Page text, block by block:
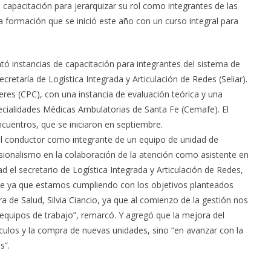
para jerarquizar su rol como integrantes de las
que se inició este año con un curso integral para
instancias de capacitación para integrantes del sistema de
de Logística Integrada y Articulación de Redes (Seliar).
(CPC), con una instancia de evaluación teórica y una
Médicas Ambulatorias de Santa Fe (Cemafe). El
que se iniciaron en septiembre.
como integrante de un equipo de unidad de
en la colaboración de la atención como asistente en
el secretario de Logística Integrada y Articulación de Redes,
ya que estamos cumpliendo con los objetivos planteados
Salud, Silvia Ciancio, ya que al comienzo de la gestión nos
de trabajo”, remarcó. Y agregó que la mejora del
y la compra de nuevas unidades, sino “en avanzar con la